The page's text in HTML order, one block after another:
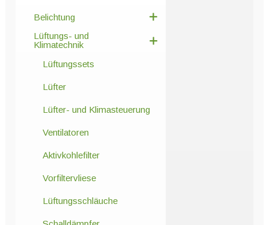
Belichtung
Lüftungs- und
Klimatechnik
Lüftungssets
Lüfter
Lüfter- und Klimasteuerung
Ventilatoren
Aktivkohlefilter
Vorfiltervliese
Lüftungsschläuche